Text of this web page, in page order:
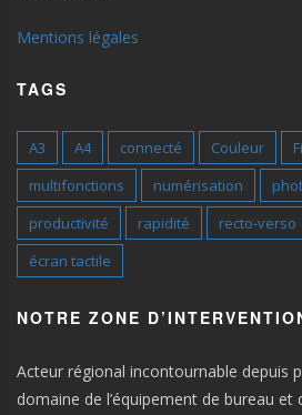
Mentions légales
TAGS
A3 A4 connecté Couleur
multifonctions
numérisation
productivité
rapidité recto-verso
écran tactile
NOTRE ZONE
Acteur régional incontournable depuis
domaine de l’équipement de bureau et